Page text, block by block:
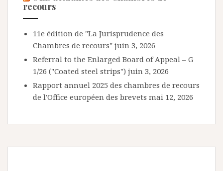
recours
11e édition de "La Jurisprudence des
Chambres de recours" juin 3, 2026
Referral to the Enlarged Board of Appeal – G
1/26 ("Coated steel strips") juin 3, 2026
Rapport annuel 2025 des chambres de recours
de l'Office européen des brevets mai 12, 2026